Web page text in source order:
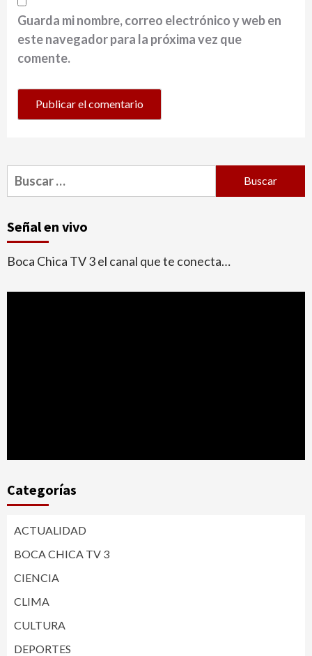
Guarda mi nombre, correo electrónico y web en
este navegador para la próxima vez que
comente.
Buscar:
Señal en vivo
Boca Chica TV 3 el canal que te conecta…
Categorías
ACTUALIDAD
BOCA CHICA TV 3
CIENCIA
CLIMA
CULTURA
DEPORTES